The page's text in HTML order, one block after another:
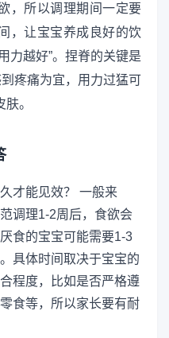
，所以调理期间一定要
，让宝宝养成良好的饮
力越好”。捏脊的关键是
疼痛为宜，用力过猛可
。
才能见效？ 一般来
调理1-2周后，食欲会
食的宝宝可能需要1-3
具体时间取决于宝宝的
程度，比如是否严格遵
食等，所以家长要有耐